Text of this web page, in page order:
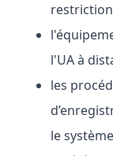
l'UA à
les
le